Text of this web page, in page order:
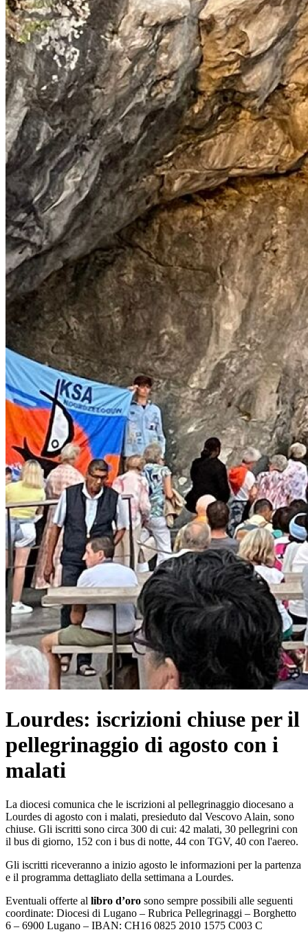
Lourdes: iscrizioni chiuse per il
pellegrinaggio di agosto con i
malati
La diocesi comunica che le iscrizioni al pellegrinaggio diocesano a
Lourdes di agosto con i malati, presieduto dal Vescovo Alain, sono
chiuse. Gli iscritti sono circa 300 di cui: 42 malati, 30 pellegrini con
il bus di giorno, 152 con i bus di notte, 44 con TGV, 40 con l'aereo.
Gli iscritti riceveranno a inizio agosto le informazioni per la partenza
e il programma dettagliato della settimana a Lourdes.
Eventuali offerte al libro d’oro sono sempre possibili alle seguenti
coordinate: Diocesi di Lugano – Rubrica Pellegrinaggi – Borghetto
6 – 6900 Lugano – IBAN: CH16 0825 2010 1575 C003 C